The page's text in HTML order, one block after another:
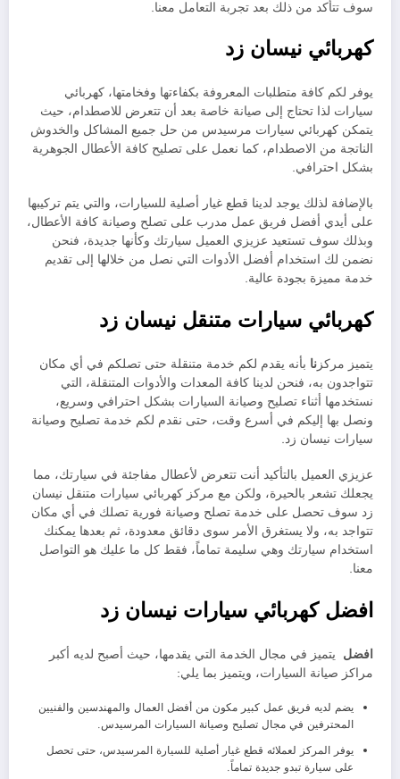
سوف تتأكد من ذلك بعد تجربة التعامل معنا.
كهربائي نيسان زد
يوفر لكم كافة متطلبات المعروفة بكفاءتها وفخامتها، كهربائي
سيارات لذا تحتاج إلى صيانة خاصة بعد أن تتعرض للاصطدام، حيث
يتمكن كهربائي سيارات مرسيدس من حل جميع المشاكل والخدوش
الناتجة من الاصطدام، كما نعمل على تصليح كافة الأعطال الجوهرية
بشكل احترافي.
بالإضافة لذلك يوجد لدينا قطع غيار أصلية للسيارات، والتي يتم تركيبها
على أيدي أفضل فريق عمل مدرب على تصلح وصيانة كافة الأعطال،
وبذلك سوف تستعيد عزيزي العميل سيارتك وكأنها جديدة، فنحن
نضمن لك استخدام أفضل الأدوات التي نصل من خلالها إلى تقديم
خدمة مميزة بجودة عالية.
كهربائي سيارات متنقل نيسان زد
يتميز مركزنا بأنه يقدم لكم خدمة متنقلة حتى تصلكم في أي مكان
تتواجدون به، فنحن لدينا كافة المعدات والأدوات المتنقلة، التي
نستخدمها أثناء تصليح وصيانة السيارات بشكل احترافي وسريع،
ونصل بها إليكم في أسرع وقت، حتى نقدم لكم خدمة تصليح وصيانة
سيارات نيسان زد.
عزيزي العميل بالتأكيد أنت تتعرض لأعطال مفاجئة في سيارتك، مما
يجعلك تشعر بالحيرة، ولكن مع مركز كهربائي سيارات متنقل نيسان
زد سوف تحصل على خدمة تصلح وصيانة فورية تصلك في أي مكان
تتواجد به، ولا يستغرق الأمر سوى دقائق معدودة، ثم بعدها يمكنك
استخدام سيارتك وهي سليمة تماماً، فقط كل ما عليك هو التواصل
معنا.
افضل كهربائي سيارات نيسان زد
افضل يتميز في مجال الخدمة التي يقدمها، حيث أصبح لديه أكبر
مراكز صيانة السيارات، ويتميز بما يلي:
يضم لديه فريق عمل كبير مكون من أفضل العمال والمهندسين والفنيين
المحترفين في مجال تصليح وصيانة السيارات المرسيدس.
يوفر المركز لعملائه قطع غيار أصلية للسيارة المرسيدس، حتى تحصل
على سيارة تبدو جديدة تماماً.